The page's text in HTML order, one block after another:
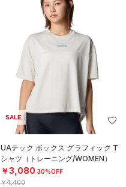
SALE
UAテック ボックス グラフィック T
シャツ（トレーニング/WOMEN）
￥3,080 30%OFF
￥4,400